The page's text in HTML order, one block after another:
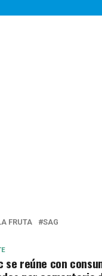
FRUTA SAG
se reúne con